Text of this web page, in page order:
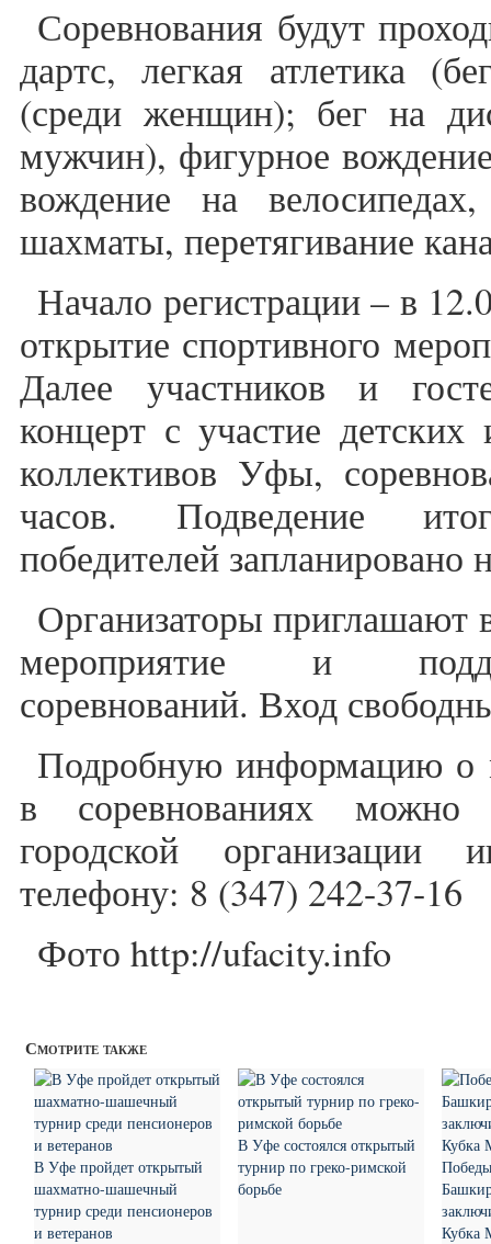
Соревнования будут
дартс, легкая атлетика
(среди женщин); бег на
мужчин), фигурное
вождение на
шахматы, перетягивание
Начало регистрации – в
открытие спортивного
Далее участников и
концерт с участие
коллективов Уфы,
часов. Подведение
победителей запланировано
Организаторы приглашают
мероприятие и
соревнований. Вход
Подробную информацию о
в соревнованиях
городской
телефону: 8 (347) 242-37-16
Фото http://ufacity.info
Смотрите также
В Уфе пройдет открытый
шахматно-шашечный
турнир среди пенсионеров
и ветеранов
В Уфе состоялся открытый
турнир по греко-римской
борьбе
Кубка